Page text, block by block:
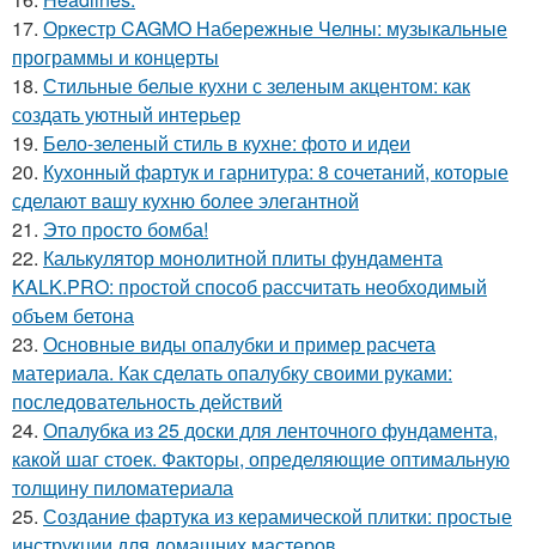
17. Оркестр CAGMO Набережные Челны: музыкальные
программы и концерты
18. Стильные белые кухни с зеленым акцентом: как
создать уютный интерьер
19. Бело-зеленый стиль в кухне: фото и идеи
20. Кухонный фартук и гарнитура: 8 сочетаний, которые
сделают вашу кухню более элегантной
21. Это просто бомба!
22. Калькулятор монолитной плиты фундамента
KALK.PRO: простой способ рассчитать необходимый
объем бетона
23. Основные виды опалубки и пример расчета
материала. Как сделать опалубку своими руками:
последовательность действий
24. Опалубка из 25 доски для ленточного фундамента,
какой шаг стоек. Факторы, определяющие оптимальную
толщину пиломатериала
25. Создание фартука из керамической плитки: простые